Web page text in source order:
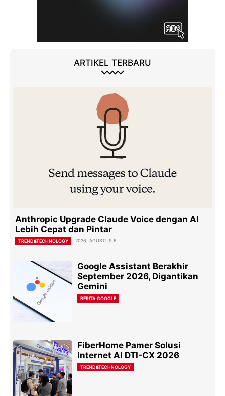
ARTIKEL TERBARU
Anthropic Upgrade Claude Voice dengan AI
Lebih Cepat dan Pintar
TREND&TECHNOLOGY 2026, AGUSTUS 6
Google Assistant Berakhir
September 2026, Digantikan
Gemini
BERITA GOOGLE
FiberHome Pamer Solusi
Internet AI DTI-CX 2026
TREND&TECHNOLOGY